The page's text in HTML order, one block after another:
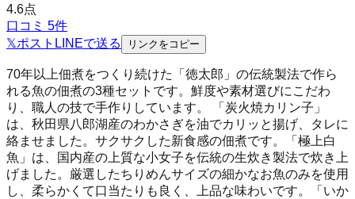
4.6点
口コミ 5件
𝕏ポスト LINEで送る リンクをコピー
70年以上佃煮をつくり続けた「徳太郎」の伝統製法で作ら
れる魚の佃煮の3種セットです。鮮度や素材選びにこだわ
り、職人の技で手作りしています。 「炭火焼カリン子」
は、秋田県八郎湖産のわかさぎを油でカリッと揚げ、タレに
絡ませました。サクサクした新食感の佃煮です。「極上白
魚」は、国内産の上質な小女子を伝統の生炊き製法で炊き上
げました。厳選したちりめんサイズの細かなお魚のみを使用
し、柔らかくて口当たりも良く、上品な味わいです。「いか